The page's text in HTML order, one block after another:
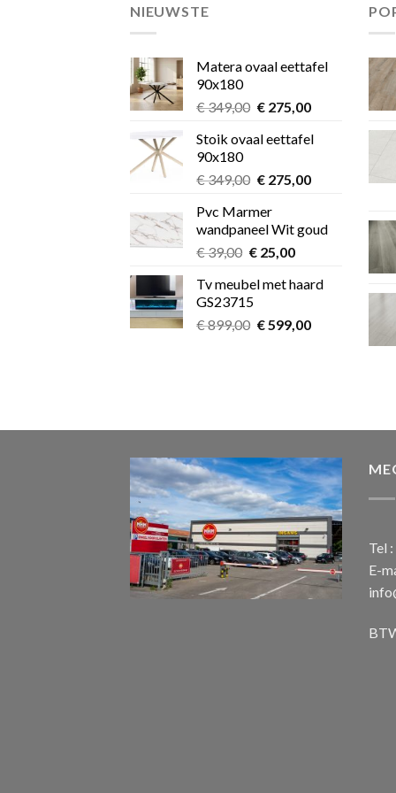
NIEUWSTE
Matera ovaal eettafel
90x180
€349,00 Oorspronkelijke
was:
€275,00Huidige
is:
Stoik ovaal eettafel
90x180
€349,00 Oorspronkelijke
was:
€ 349,00.
€275,00Huidige
€ 275,00.
Pvc Marmer
wandpaneel Wit goud
€39,00 Oorspronkelijke
was:
€ 39,00.
€25,00Huidige
is:
Tv meubel met haard
GS23715
€899,00 Oorspronkelijke
€599,00Huidige
Tel
E-